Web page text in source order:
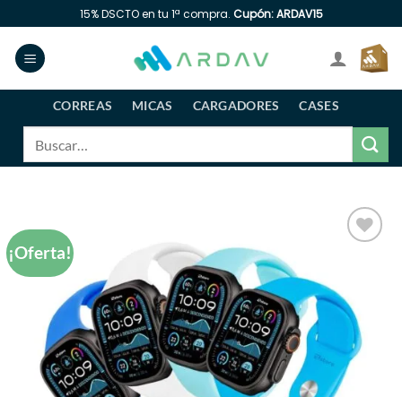
al
contenido
15% DSCTO en tu 1ª compra. Cupón: ARDAV15
CORREAS MICAS CARGADORES
CASES
¡Oferta!
de
deseos